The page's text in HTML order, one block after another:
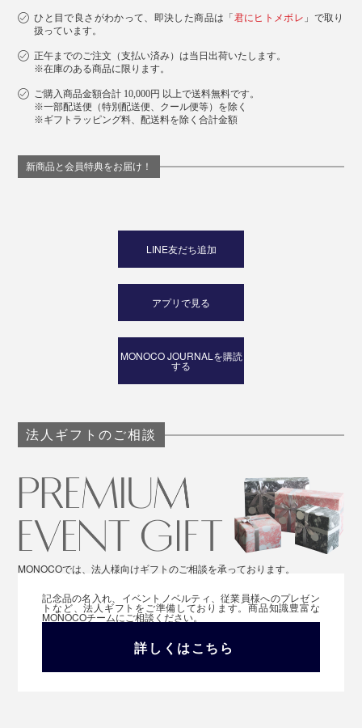
ひと目で良さがわかって、即決した商品は「 君にヒトメボレ 」で取り
扱っています。
正午までのご注文（支払い済み）は当日出荷いたします。
※在庫のある商品に限ります。
ご購入商品金額合計 10,000円 以上で送料無料です。
※一部配送便（特別配送便、クール便等）を除く
※ギフトラッピング料、配送料を除く合計金額
新商品と会員特典をお届け！
LINE友だち追加
アプリで見る
MONOCO JOURNALを購読
する
法人ギフトのご相談
MONOCOでは、法人様向けギフトのご相談を承っております。
記念品の名入れ、イベントノベルティ、従業員様へのプレゼン
トなど、法人ギフトをご準備しております。商品知識豊富な
MONOCOチームにご相談ください。
詳しくはこちら